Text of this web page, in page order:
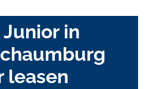
in
leasen